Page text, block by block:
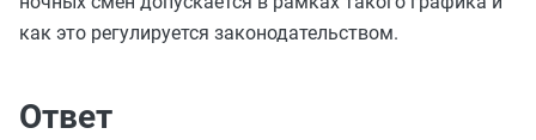
как это регулируется законодательством.
Ответ